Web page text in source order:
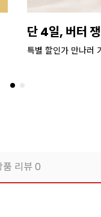
버터로 만
더 좋은 품질과
품 리뷰0